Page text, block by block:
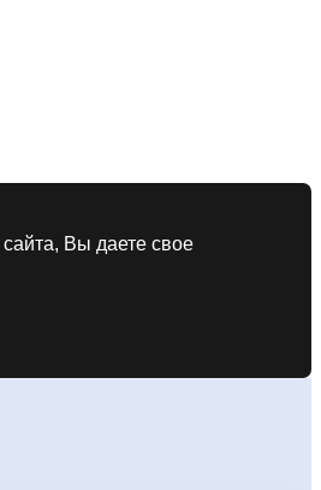
Вы даете свое